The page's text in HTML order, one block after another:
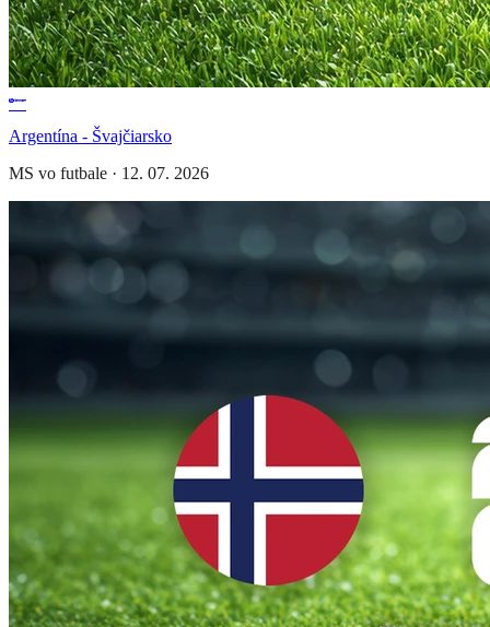
Argentína - Švajčiarsko
MS vo futbale · 12. 07. 2026